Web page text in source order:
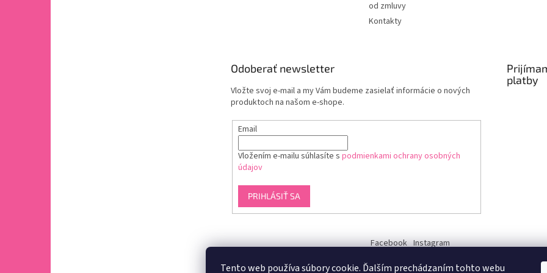
Tento web používa súbory cookie. Ďalším prechádzaním tohto webu
od zmluvy
Kontakty
Odoberať newsletter
Vložte svoj e-mail a my Vám budeme zasielať informácie o nových
produktoch na našom e-shope.
Email
Vložením e-mailu súhlasíte s podmienkami ochrany osobných
údajov
PRIHLÁSIŤ SA
platby
Facebook Instagram
dukra-white